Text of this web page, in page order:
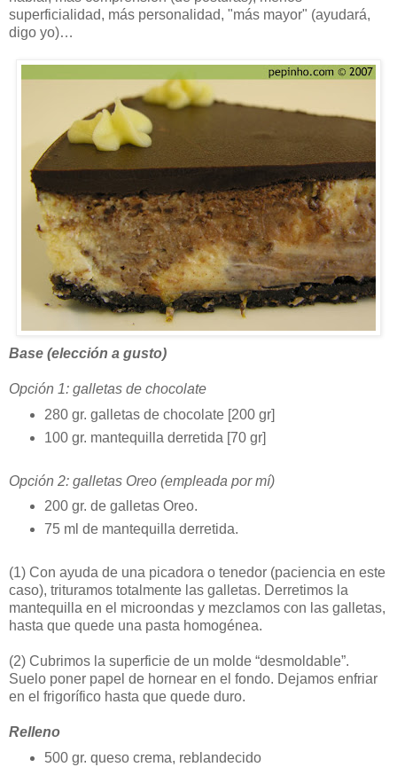
superficialidad, más personalidad, "más mayor" (ayudará,
digo yo)…
Base (elección a gusto)
Opción 1: galletas de chocolate
280 gr. galletas de chocolate [200 gr]
100 gr. mantequilla derretida [70 gr]
Opción 2: galletas Oreo (empleada por mí)
200 gr. de galletas Oreo.
75 ml de mantequilla derretida.
(1) Con ayuda de una picadora o tenedor (paciencia en este
caso), trituramos totalmente las galletas. Derretimos la
mantequilla en el microondas y mezclamos con las galletas,
hasta que quede una pasta homogénea.
(2) Cubrimos la superficie de un molde “desmoldable”.
Suelo poner papel de hornear en el fondo. Dejamos enfriar
en el frigorífico hasta que quede duro.
Relleno
500 gr. queso crema, reblandecido